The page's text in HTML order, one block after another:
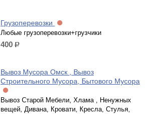
Грузоперевозки
Любые грузоперевозки+грузчики
400 р.
Вывоз Мусора Омск , Вывоз
Строительного Мусора, Бытового Мусора
Вывоз Старой Мебели, Хлама , Ненужных
вещей, Дивана, Кровати, Кресла, Стулья,